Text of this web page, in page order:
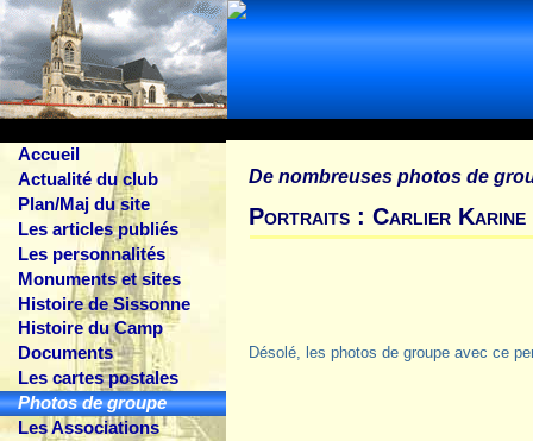
Accueil
Actualité du club
Plan/Maj du site
Les articles publiés
Les personnalités
Monuments et sites
Histoire de Sissonne
Histoire du Camp
Documents
Les cartes postales
Photos de groupe
Les Associations
De nombreuses photos de
Portraits : Carlier Karine
Désolé, les photos de groupe avec ce